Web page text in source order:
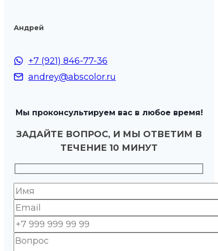
Андрей
+7 (921) 846-77-36
andrey@abscolor.ru
Мы проконсультируем вас в любое время!
ЗАДАЙТЕ ВОПРОС, И МЫ ОТВЕТИМ В
ТЕЧЕНИЕ 10 МИНУТ